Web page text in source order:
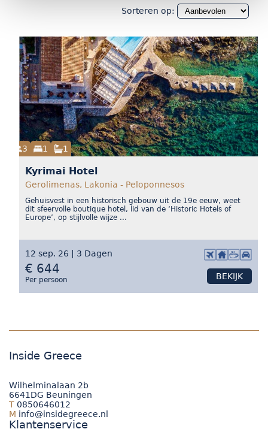
Sorteren op:
3 1 1
Kyrimai Hotel
Gerolimenas, Lakonia - Peloponnesos
Gehuisvest in een historisch gebouw uit de 19e eeuw, weet
dit sfeervolle boutique hotel, lid van de ‘Historic Hotels of
Europe’, op stijlvolle wijze ...
12 sep. 26 | 3 Dagen
€ 644
Per persoon BEKIJK
Inside Greece
Wilhelminalaan 2b
6641DG Beuningen
T 0850646012
M info@insidegreece.nl
Klantenservice